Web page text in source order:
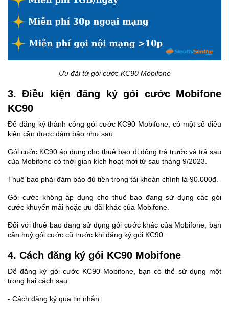
Ưu đãi từ gói cước KC90 Mobifone
3. Điều kiện đăng ký gói cước Mobifone
KC90
Để đăng ký thành công gói cước KC90 Mobifone, có một số điều
kiện cần được đảm bảo như sau:
Gói cước KC90 áp dụng cho thuê bao di động trả trước và trả sau
của Mobifone có thời gian kích hoạt mới từ sau tháng 9/2023.
Thuê bao phải đảm bảo đủ tiền trong tài khoản chính là 90.000đ.
Gói cước không áp dụng cho thuê bao đang sử dụng các gói
cước khuyến mãi hoặc ưu đãi khác của Mobifone.
Đối với thuê bao đang sử dụng gói cước khác của Mobifone, bạn
cần huỷ gói cước cũ trước khi đăng ký gói KC90.
4. Cách đăng ký gói KC90 Mobifone
Để đăng ký gói cước KC90 Mobifone, bạn có thể sử dụng một
trong hai cách sau:
- Cách đăng ký qua tin nhắn: